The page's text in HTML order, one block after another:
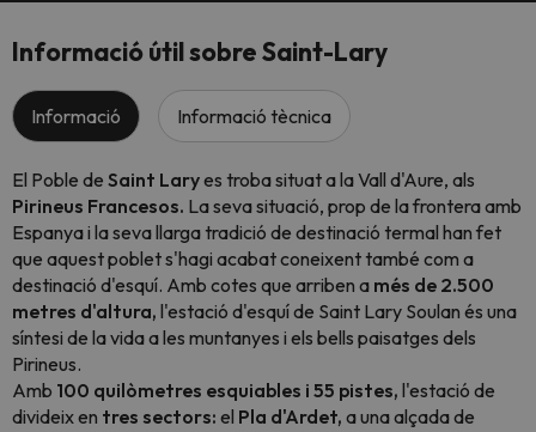
Informació útil sobre Saint-Lary
Informació Informació tècnica
El Poble de Saint Laryes troba situat a la Vall d'Aure, als
Pirineus Francesos. La seva situació, prop de la frontera amb
Espanya i la seva llarga tradició de destinació termal han fet
que aquest poblet s'hagi acabat coneixent també com a
destinació d'esquí. Amb cotes que arriben a més de 2.500
metres d'altura, l'estació d'esquí de Saint Lary Soulan és una
síntesi de la vida a les muntanyes i els bells paisatges dels
Pirineus.
Amb 100 quilòmetres esquiables i 55 pistes, l'estació de
divideix en tres sectors: el Pla d'Ardet, a una alçada de